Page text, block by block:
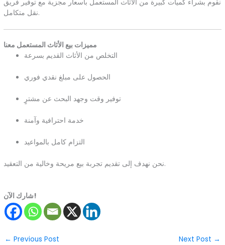
نقوم بشراء كميات كبيرة من الأثاث المستعمل بأسعار مجزية مع توفير فريق
نقل متكامل.
مميزات بيع الأثاث المستعمل معنا
التخلص من الأثاث القديم بسرعة
الحصول على مبلغ نقدي فوري
توفير وقت وجهد البحث عن مشترٍ
خدمة احترافية وآمنة
التزام كامل بالمواعيد
نحن نهدف إلى تقديم تجربة بيع مريحة وخالية من التعقيد.
شارك الآن!
← Previous Post Next Post →